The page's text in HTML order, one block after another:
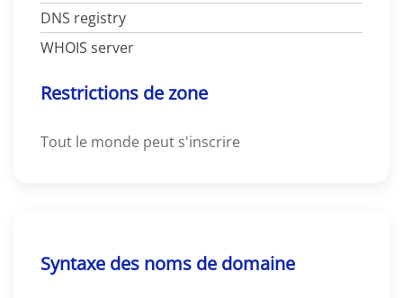
DNS registry
WHOIS server
Restrictions de zone
Tout le monde peut s'inscrire
Syntaxe des noms de domaine